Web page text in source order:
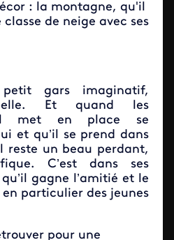
: la montagne, qu'il
de neige avec ses
gars imaginatif,
Et quand les
met en place se
et qu’il se prend dans
reste un beau perdant,
C’est dans ses
gagne l’amitié et le
particulier des jeunes
pour une